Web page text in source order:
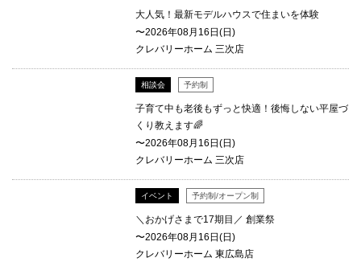
大人気！最新モデルハウスで住まいを体験
〜2026年08月16日(日)
クレバリーホーム 三次店
相談会 予約制
子育て中も老後もずっと快適！後悔しない平屋づ
くり教えます🌈
〜2026年08月16日(日)
クレバリーホーム 三次店
イベント 予約制/オープン制
＼おかげさまで17期目／ 創業祭
〜2026年08月16日(日)
クレバリーホーム 東広島店